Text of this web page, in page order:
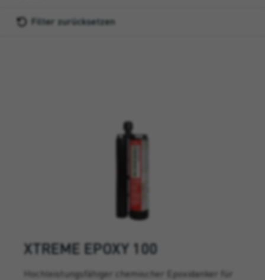
Filter zurücksetzen
XTREME EPOXY 100
Hochleistungsfähiger chemischer Epoxidanker für